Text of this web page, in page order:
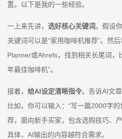
置。以下是我的一些经验。
一上来先讲， 选好核心关键词。假设
关键词可以是“家用咖啡机推荐”。然
Planner或Ahrefs，找到相关长尾词，
年最佳咖啡机”。
接着， 给AI设定清晰指令。告诉AI文
比如，你可以输入：“写一篇2000字
荐，面向新手买家，包含选购技巧、
具体，AI输出的内容越符合需求。